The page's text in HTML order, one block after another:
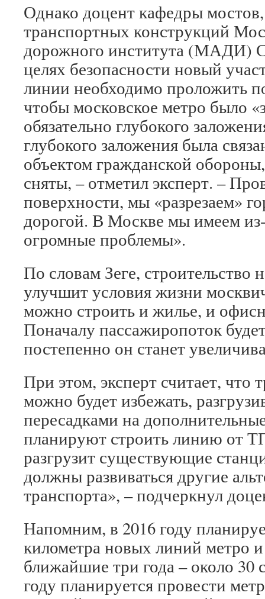
Однако доцент кафедры
транспортных конструкций
дорожного института (МАДИ)
целях безопасности новый
линии необходимо проложить
чтобы московское метро было
обязательно глубокого
глубокого заложения была
объектом гражданской
сняты, – отметил эксперт. –
поверхности, мы «разрезаем»
дорогой. В Москве мы имеем
огромные проблемы».
По словам Зеге,
улучшит условия жизни
можно строить и жилье, и
Поначалу пассажиропоток
постепенно он станет
При этом, эксперт считает, что
можно будет избежать,
пересадками на
планируют строить линию от
разгрузит существующие
должны развиваться другие
транспорта», – подчеркнул
Напомним, в 2016 году
километра новых линий метро
ближайшие три года – около
году планируется провести